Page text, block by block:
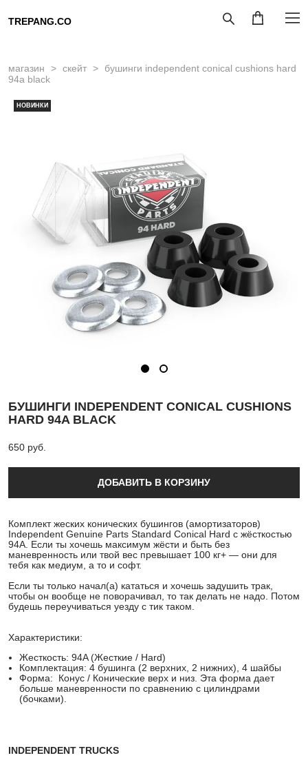
TREPANG.CO
магазин > скейт >
бушинги independent conical cushions hard
94a black
НОВИНКИ
БУШИНГИ INDEPENDENT CONICAL CUSHIONS
HARD 94A BLACK
650 pуб.
ДОБАВИТЬ В КОРЗИНУ
Комплект жеских конических бушингов (амортизаторов)
Independent Genuine Parts Standard Conical Hard с жёсткостью
94A. Если ты хочешь максимум жёсти и быть без
маневренность или твой вес превышает 100 кг+ — они для
тебя как медиум, а то и софт.
Если ты только начал(а) кататься и хочешь задушить трак,
чтобы он вообще не поворачивал, то так делать не надо. Потом
будешь переучиваться уезду с тик таком.
Характеристики:
Жесткость: 94A (Жесткие / Hard)
Комплектация: 4 бушинга (2 верхних, 2 нижних), 4 шайбы
Форма: Конус / Конические верх и низ. Эта форма дает
больше маневренности по сравнению с цилиндрами
(бочками).
INDEPENDENT TRUCKS